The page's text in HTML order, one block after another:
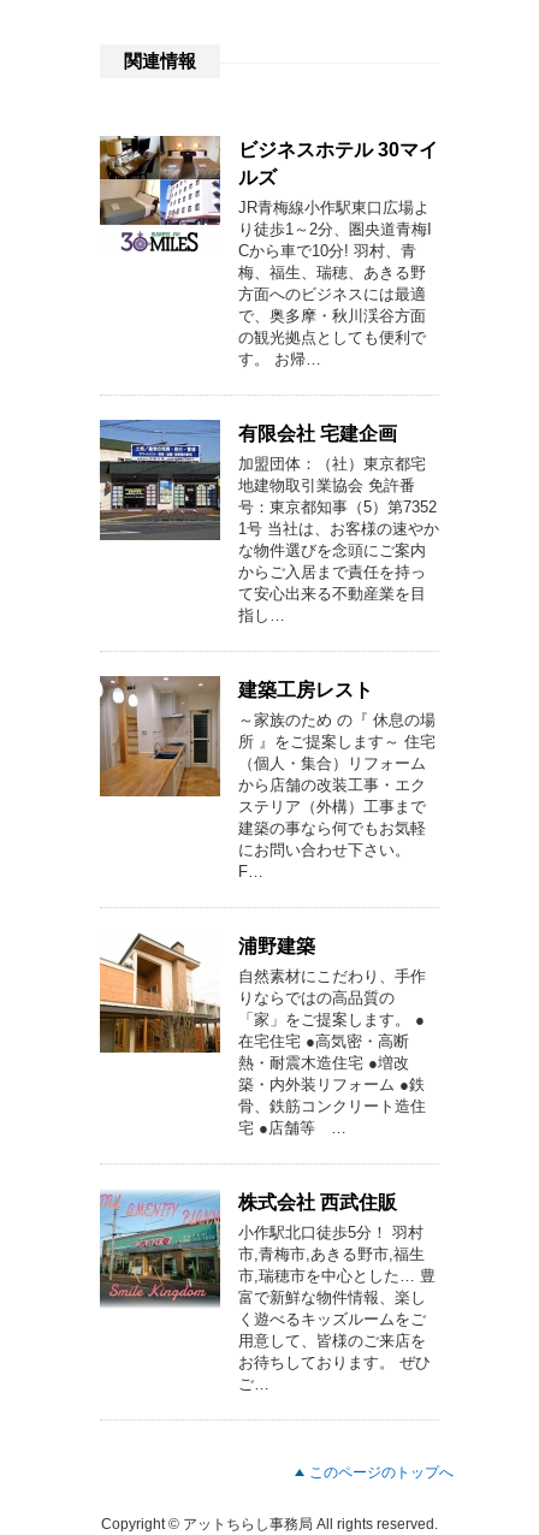
関連情報
ビジネスホテル 30マイ
ルズ
JR青梅線小作駅東口広場よ
り徒歩1～2分、圏央道青梅I
Cから車で10分! 羽村、青
梅、福生、瑞穂、あきる野
方面へのビジネスには最適
で、奥多摩・秋川渓谷方面
の観光拠点としても便利で
す。 お帰…
有限会社 宅建企画
加盟団体：（社）東京都宅
地建物取引業協会 免許番
号：東京都知事（5）第7352
1号 当社は、お客様の速やか
な物件選びを念頭にご案内
からご入居まで責任を持っ
て安心出来る不動産業を目
指し…
建築工房レスト
～家族のため の『 休息の場
所 』をご提案します～ 住宅
（個人・集合）リフォーム
から店舗の改装工事・エク
ステリア（外構）工事まで
建築の事なら何でもお気軽
にお問い合わせ下さい。
F…
浦野建築
自然素材にこだわり、手作
りならではの高品質の
「家」をご提案します。 ●
在宅住宅 ●高気密・高断
熱・耐震木造住宅 ●増改
築・内外装リフォーム ●鉄
骨、鉄筋コンクリート造住
宅 ●店舗等 …
株式会社 西武住販
小作駅北口徒歩5分！ 羽村
市,青梅市,あきる野市,福生
市,瑞穂市を中心とした… 豊
富で新鮮な物件情報、楽し
く遊べるキッズルームをご
用意して、皆様のご来店を
お待ちしております。 ぜひ
ご…
このページのトップへ
Copyright © アットちらし事務局 All rights reserved.